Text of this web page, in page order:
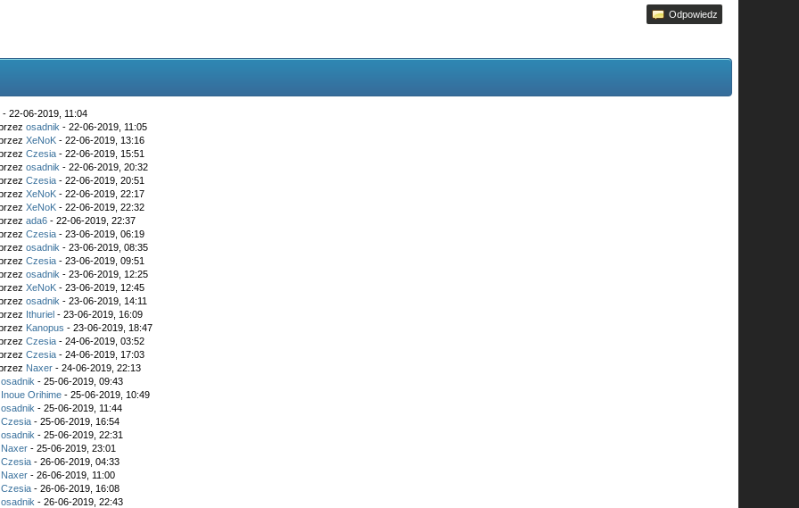
Odpowiedz
- 22-06-2019, 11:04
osadnik - 22-06-2019, 11:05
XeNoK - 22-06-2019, 13:16
Czesia - 22-06-2019, 15:51
osadnik - 22-06-2019, 20:32
Czesia - 22-06-2019, 20:51
XeNoK - 22-06-2019, 22:17
XeNoK - 22-06-2019, 22:32
ada6 - 22-06-2019, 22:37
Czesia - 23-06-2019, 06:19
osadnik - 23-06-2019, 08:35
Czesia - 23-06-2019, 09:51
osadnik - 23-06-2019, 12:25
XeNoK - 23-06-2019, 12:45
osadnik - 23-06-2019, 14:11
Ithuriel - 23-06-2019, 16:09
Kanopus - 23-06-2019, 18:47
Czesia - 24-06-2019, 03:52
Czesia - 24-06-2019, 17:03
Naxer - 24-06-2019, 22:13
osadnik - 25-06-2019, 09:43
Inoue Orihime - 25-06-2019, 10:49
osadnik - 25-06-2019, 11:44
Czesia - 25-06-2019, 16:54
osadnik - 25-06-2019, 22:31
Naxer - 25-06-2019, 23:01
Czesia - 26-06-2019, 04:33
Naxer - 26-06-2019, 11:00
Czesia - 26-06-2019, 16:08
osadnik - 26-06-2019, 22:43